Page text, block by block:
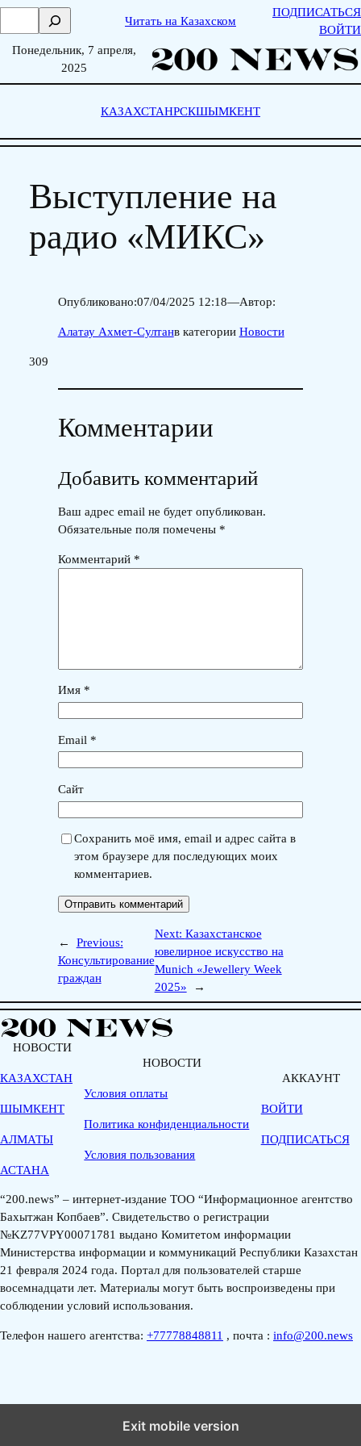
Skip
content
о
к
Читать на Казахском
ПОДПИСАТЬСЯ
ВОЙТИ
Понедельник, 7 апреля,
2025
КАЗАХСТАНРСКШЫМКЕНТ
Выступление на
радио «МИКС»
Опубликовано:07/04/2025 12:18—Автор:
Алатау Ахмет-Султанв категории Новости
309
Комментарии
Добавить комментарий
Ваш адрес email не будет опубликован.
Обязательные поля помечены *
Комментарий *
Имя *
Email *
Сайт
Сохранить моё имя, email и адрес сайта в
этом браузере для последующих моих
комментариев.
←
Previous:
Консультирование
граждан
Next: Казахстанское
ювелирное искусство на
Munich «Jewellery Week
2025»
→
НОВОСТИ
КАЗАХСТАН
ШЫМКЕНТ
АЛМАТЫ
АСТАНА
НОВОСТИ
Условия оплаты
Политика конфиденциальности
Условия пользования
АККАУНТ
ВОЙТИ
ПОДПИСАТЬСЯ
“200.news” – интернет-издание ТОО “Информационное агентство
Бахытжан Копбаев”. Свидетельство о регистрации
№KZ77VPY00071781 выдано Комитетом информации
Министерства информации и коммуникаций Республики Казахстан
21 февраля 2024 года. Портал для пользователей старше
восемнадцати лет. Материалы могут быть воспроизведены при
соблюдении условий использования.
Телефон нашего агентства: +77778848811 , почта : info@200.news
Exit mobile version